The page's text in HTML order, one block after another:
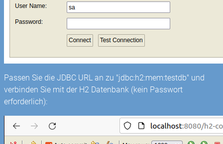
Passen Sie die JDBC URL an zu "jdbc:h2:mem:testdb" und
verbinden Sie mit der H2 Datenbank (kein Passwort
erforderlich):